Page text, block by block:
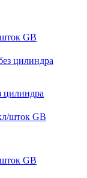
GB
цилиндра
GB